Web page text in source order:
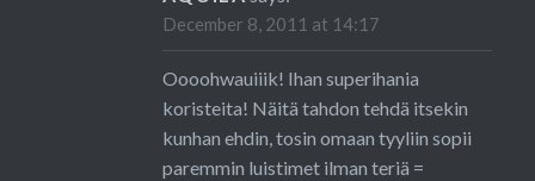
December 8, 2011 at 14:17
Oooohwauiiik! Ihan superihania
koristeita! Näitä tahdon tehdä itsekin
kunhan ehdin, tosin omaan tyyliin sopii
paremmin luistimet ilman teriä =